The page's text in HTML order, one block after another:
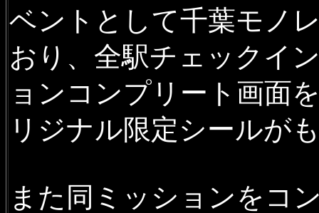
ベントとして千葉モノ
おり、全駅チェックイ
ョンコンプリート画面
リジナル限定シールが
また同ミッションをコ